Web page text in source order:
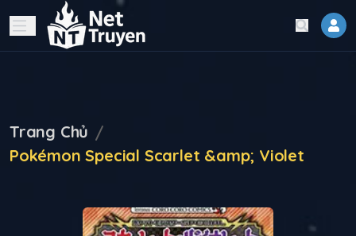
Trang Chủ
Pokémon Special Scarlet &amp; Violet